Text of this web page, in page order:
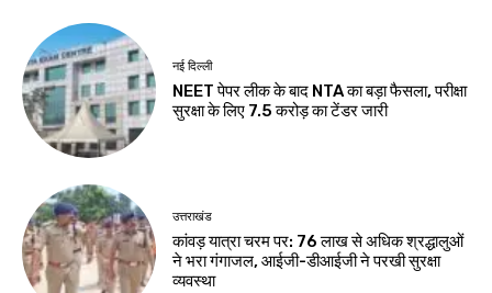
नई दिल्ली
NEET पेपर लीक के बाद NTA का बड़ा फैसला, परीक्षा
सुरक्षा के लिए ₹7.5 करोड़ का टेंडर जारी
उत्तराखंड
कांवड़ यात्रा चरम पर: 76 लाख से अधिक श्रद्धालुओं
ने भरा गंगाजल, आईजी-डीआईजी ने परखी सुरक्षा
व्यवस्था